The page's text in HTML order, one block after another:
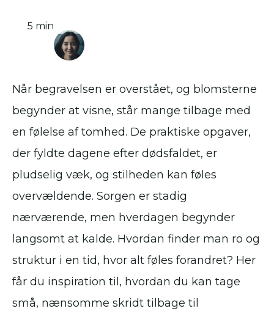
5 min
Når begravelsen er overstået, og blomsterne
begynder at visne, står mange tilbage med
en følelse af tomhed. De praktiske opgaver,
der fyldte dagene efter dødsfaldet, er
pludselig væk, og stilheden kan føles
overvældende. Sorgen er stadig
nærværende, men hverdagen begynder
langsomt at kalde. Hvordan finder man ro og
struktur i en tid, hvor alt føles forandret? Her
får du inspiration til, hvordan du kan tage
små, nænsomme skridt tilbage til